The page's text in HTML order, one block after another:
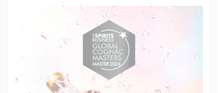
double médaille d’or au concours des spiritueux du
monde de San Francisco avec 98...